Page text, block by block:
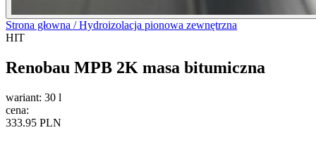
Strona głowna /Hydroizolacja pionowa zewnętrzna
HIT
Renobau MPB 2K masa bitumiczna
wariant: 30 l
cena:
333.95 PLN